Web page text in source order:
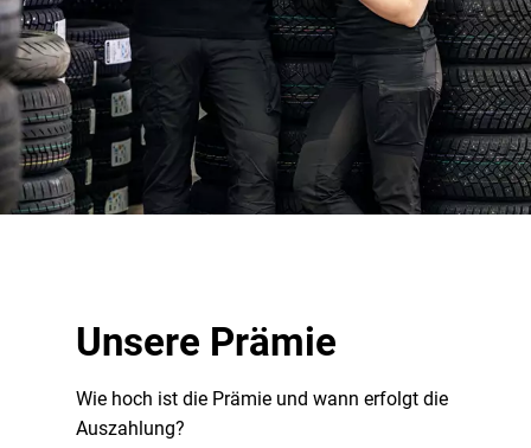
Unsere Prämie
Wie hoch ist die Prämie und wann erfolgt die
Auszahlung?